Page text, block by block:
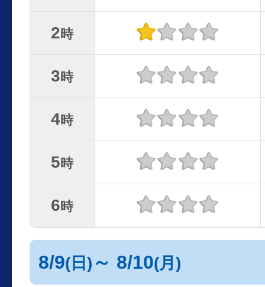
2時
3時
4時
5時
6時
8/9(日) ～ 8/10(月)